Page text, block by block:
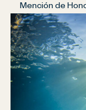
Mención de